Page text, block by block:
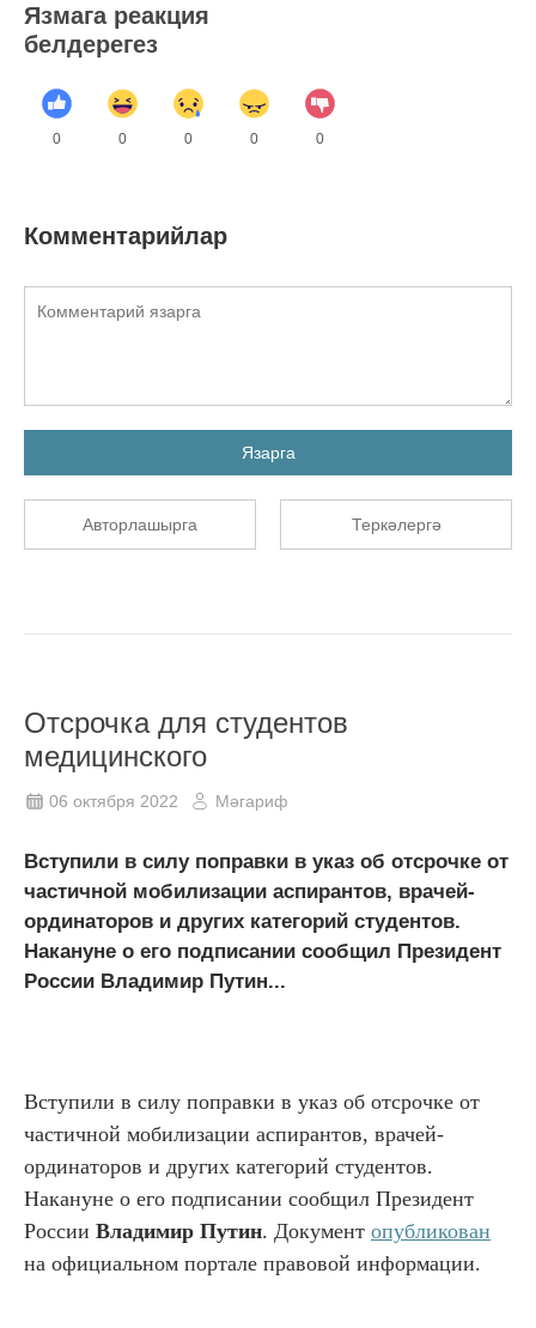
Язмага реакция
белдерегез
0 0 0 0 0
Комментарийлар
Язарга
Авторлашырга Теркәлергә
Отсрочка для студентов
медицинского
06 октября 2022 Мәгариф
Вступили в силу поправки в указ об отсрочке от
частичной мобилизации аспирантов, врачей-
ординаторов и других категорий студентов.
Накануне о его подписании сообщил Президент
России Владимир Путин...
Вступили в силу поправки в указ об отсрочке от
частичной мобилизации аспирантов, врачей-
ординаторов и других категорий студентов.
Накануне о его подписании сообщил Президент
России Владимир Путин. Документ опубликован
на официальном портале правовой информации.